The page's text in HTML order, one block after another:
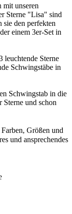
unseren
Sterne "Lisa" sind
sie den perfekten
einem 3er-Set in
leuchtende Sterne
Schwingstäbe in
Schwingstab in die
Sterne und schon
Größen und
und ansprechendes